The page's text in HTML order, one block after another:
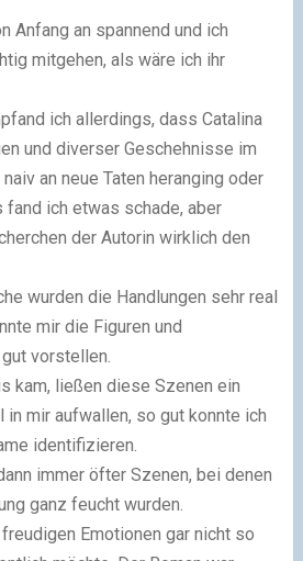
Anfang an spannend und ich
mitgehen, als wäre ich ihr
ich allerdings, dass Catalina
und diverser Geschehnisse im
an neue Taten heranging oder
fand ich etwas schade, aber
der Autorin wirklich den
wurden die Handlungen sehr real
mir die Figuren und
vorstellen.
kam, ließen diese Szenen ein
mir aufwallen, so gut konnte ich
identifizieren.
immer öfter Szenen, bei denen
ganz feucht wurden.
Emotionen gar nicht so